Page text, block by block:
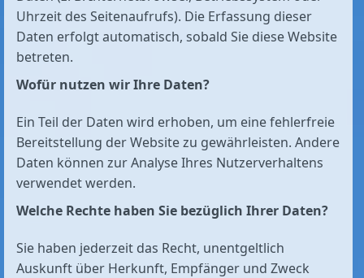
Uhrzeit des Seitenaufrufs). Die Erfassung dieser
Daten erfolgt automatisch, sobald Sie diese Website
betreten.
Wofür nutzen wir Ihre Daten?
Ein Teil der Daten wird erhoben, um eine fehlerfreie
Bereitstellung der Website zu gewährleisten. Andere
Daten können zur Analyse Ihres Nutzerverhaltens
verwendet werden.
Welche Rechte haben Sie bezüglich Ihrer Daten?
Sie haben jederzeit das Recht, unentgeltlich
Auskunft über Herkunft, Empfänger und Zweck